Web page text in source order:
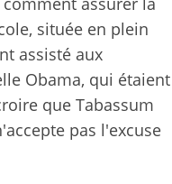
située en plein
assisté aux
Obama, qui étaient
que Tabassum
pas l'excuse